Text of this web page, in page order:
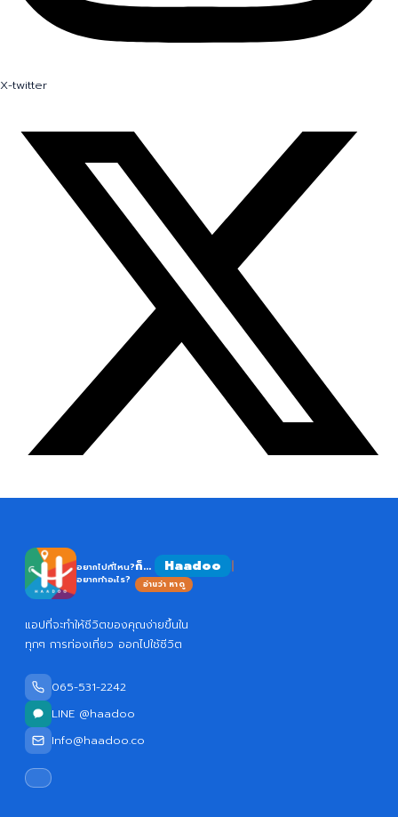
X-twitter
อยากไปที่ไหน?
อยากทำอะไร?
ก็... Haadoo
อ่านว่า หาดู
แอปที่จะทำให้ชีวิตของคุณง่ายขึ้นใน
ทุกๆ การท่องเที่ยว ออกไปใช้ชีวิต
065-531-2242
LINE @haadoo
Info@haadoo.co